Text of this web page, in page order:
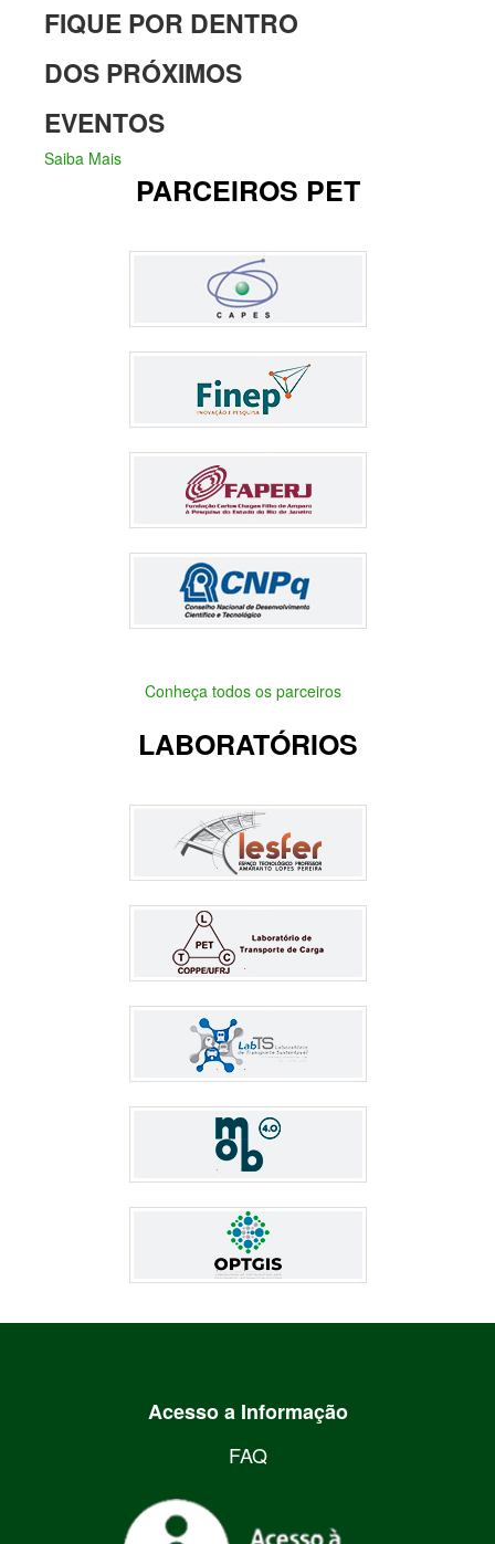
FIQUE POR DENTRO
DOS PRÓXIMOS
EVENTOS
Saiba Mais
PARCEIROS PET
Conheça todos os parceiros
LABORATÓRIOS
Acesso a Informação
FAQ